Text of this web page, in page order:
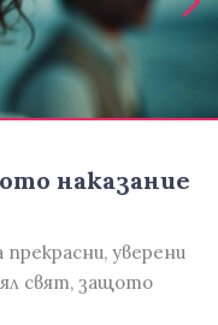
наказание
прекрасни, уверени
свят, защото